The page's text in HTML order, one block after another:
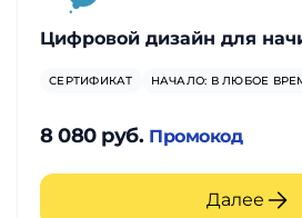
Цифровой дизайн для
СЕРТИФИКАТ НАЧАЛО: В ЛЮБОЕ
8 080 руб. Промокод
Далее